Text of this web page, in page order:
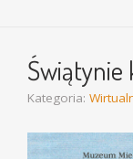
Świątynie
Kategoria: